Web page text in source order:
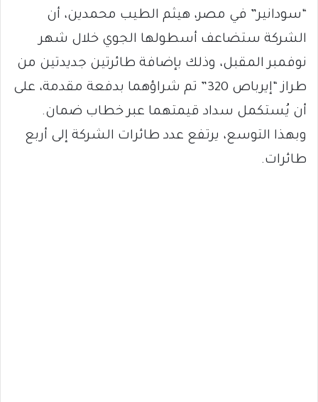
“سودانير” في مصر، هيثم الطيب محمدين، أن
الشركة ستضاعف أسطولها الجوي خلال شهر
نوفمبر المقبل، وذلك بإضافة طائرتين جديدتين من
طراز “إيرباص 320” تم شراؤهما بدفعة مقدمة، على
أن يُستكمل سداد قيمتهما عبر خطاب ضمان.
وبهذا التوسع، يرتفع عدد طائرات الشركة إلى أربع
طائرات.